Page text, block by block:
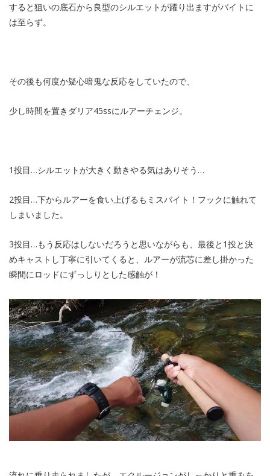
すると狙いの底石から良型のシルエットが躍り出ますがバイトに
は至らず。
その後も何度か疑心暗鬼な反応をしていたので、
少し時間を置きダリア45ssにルアーチェンジ。
1投目…シルエットが大きく動きやる気はありそう…
2投目…下からルアーを食い上げるもミスバイト！フックに触れて
しまいました。
3投目…もう反応はしないだろうと思いながらも、最後と1投と決
めキャストし丁寧に引いてくると、ルアーが流芯に差し掛かった
瞬間にロッドにずっしりとした感触が！